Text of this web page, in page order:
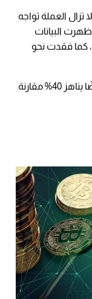
تزال العملة تواجه
البيانات
كما فقدت نحو
وعلى أساس سنوي، سجلت بيتكوين انخفاضًا يناهز 40% مقارنة